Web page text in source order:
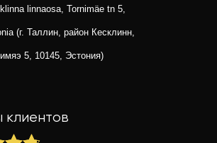
linnaosa, Tornimäe tn 5,
(г. Таллин, район Кесклинн,
5, 10145, Эстония)
клиентов